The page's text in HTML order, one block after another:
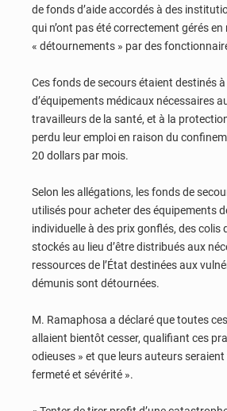
de fonds d’aide accordés à des
qui n’ont pas été correctement gérés
« détournements » par des
Ces fonds de secours étaient destinés à
d’équipements médicaux nécessaires
travailleurs de la santé, et à la
perdu leur emploi en raison du
20 dollars par mois.
Selon les allégations, les fonds de
utilisés pour acheter des équipements
individuelle à des prix gonflés, des colis
stockés au lieu d’être distribués aux
ressources de l’État destinées aux
démunis sont détournées.
M. Ramaphosa a déclaré que toutes
allaient bientôt cesser, qualifiant ces
odieuses » et que leurs auteurs
fermeté et sévérité ».